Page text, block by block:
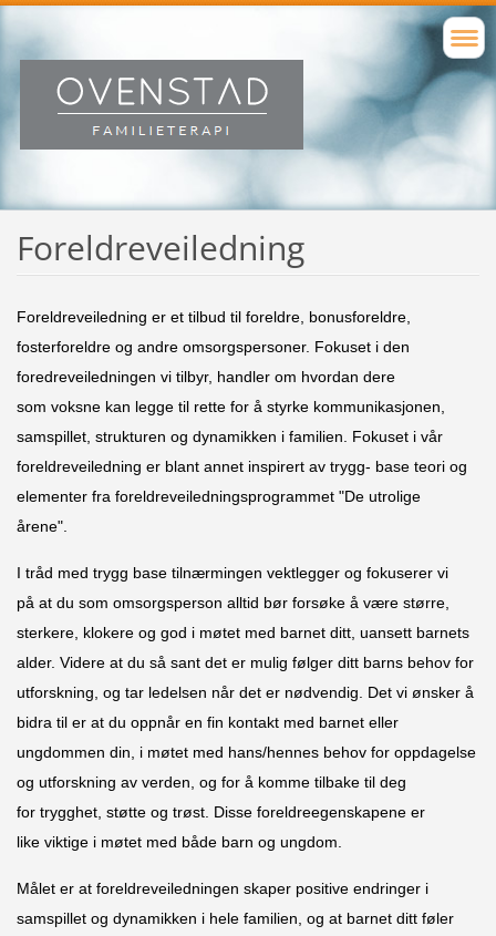
Foreldreveiledning
Foreldreveiledning er et tilbud til foreldre, bonusforeldre,
fosterforeldre og andre omsorgspersoner. Fokuset i den
foredreveiledningen vi tilbyr, handler om hvordan dere
som voksne kan legge til rette for å styrke kommunikasjonen,
samspillet, strukturen og dynamikken i familien. Fokuset i vår
foreldreveiledning er blant annet inspirert av trygg- base teori og
elementer fra foreldreveiledningsprogrammet "De utrolige
årene".
I tråd med trygg base tilnærmingen vektlegger og fokuserer vi
på at du som omsorgsperson alltid bør forsøke å være større,
sterkere, klokere og god i møtet med barnet ditt, uansett barnets
alder. Videre at du så sant det er mulig følger ditt barns behov for
utforskning, og tar ledelsen når det er nødvendig. Det vi ønsker å
bidra til er at du oppnår en fin kontakt med barnet eller
ungdommen din, i møtet med hans/hennes behov for oppdagelse
og utforskning av verden, og for å komme tilbake til deg
for trygghet, støtte og trøst. Disse foreldreegenskapene er
like viktige i møtet med både barn og ungdom.
Målet er at foreldreveiledningen skaper positive endringer i
samspillet og dynamikken i hele familien, og at barnet ditt føler